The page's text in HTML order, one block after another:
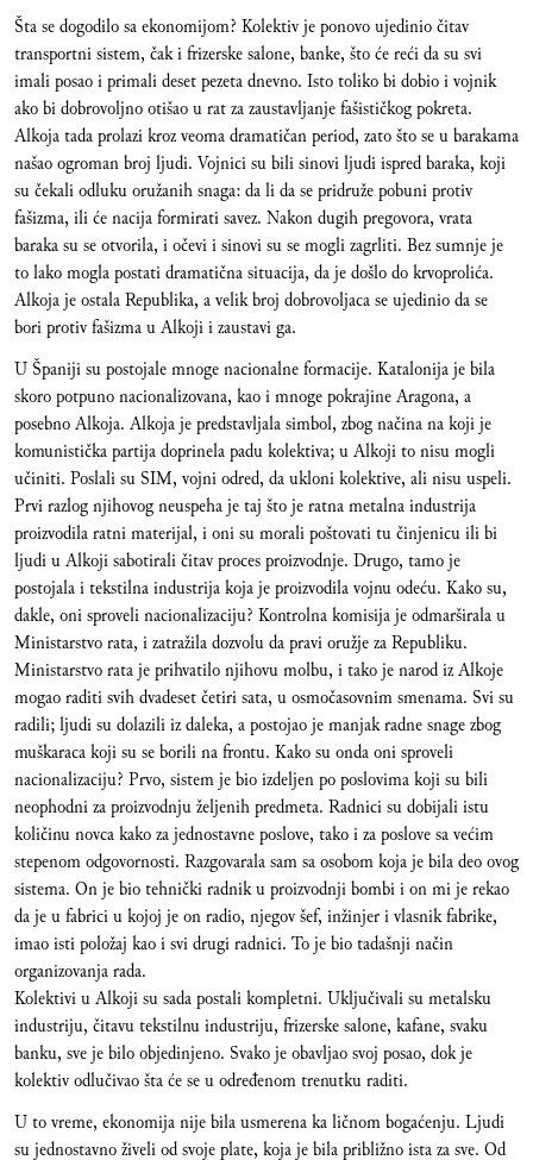
Šta se dogodilo sa ekonomijom? Kolektiv je ponovo ujedinio čitav
transportni sistem, čak i frizerske salone, banke, što će reći da su svi
imali posao i primali deset pezeta dnevno. Isto toliko bi dobio i vojnik
ako bi dobrovoljno otišao u rat za zaustavljanje fašističkog pokreta.
Alkoja tada prolazi kroz veoma dramatičan period, zato što se u barakama
našao ogroman broj ljudi. Vojnici su bili sinovi ljudi ispred baraka, koji
su čekali odluku oružanih snaga: da li da se pridruže pobuni protiv
fašizma, ili će nacija formirati savez. Nakon dugih pregovora, vrata
baraka su se otvorila, i očevi i sinovi su se mogli zagrliti. Bez sumnje je
to lako mogla postati dramatična situacija, da je došlo do krvoprolića.
Alkoja je ostala Republika, a velik broj dobrovoljaca se ujedinio da se
bori protiv fašizma u Alkoji i zaustavi ga.
U Španiji su postojale mnoge nacionalne formacije. Katalonija je bila
skoro potpuno nacionalizovana, kao i mnoge pokrajine Aragona, a
posebno Alkoja. Alkoja je predstavljala simbol, zbog načina na koji je
komunistička partija doprinela padu kolektiva; u Alkoji to nisu mogli
učiniti. Poslali su SIM, vojni odred, da ukloni kolektive, ali nisu uspeli.
Prvi razlog njihovog neuspeha je taj što je ratna metalna industrija
proizvodila ratni materijal, i oni su morali poštovati tu činjenicu ili bi
ljudi u Alkoji sabotirali čitav proces proizvodnje. Drugo, tamo je
postojala i tekstilna industrija koja je proizvodila vojnu odeću. Kako su,
dakle, oni sproveli nacionalizaciju? Kontrolna komisija je odmarširala u
Ministarstvo rata, i zatražila dozvolu da pravi oružje za Republiku.
Ministarstvo rata je prihvatilo njihovu molbu, i tako je narod iz Alkoje
mogao raditi svih dvadeset četiri sata, u osmočasovnim smenama. Svi su
radili; ljudi su dolazili iz daleka, a postojao je manjak radne snage zbog
muškaraca koji su se borili na frontu. Kako su onda oni sproveli
nacionalizaciju? Prvo, sistem je bio izdeljen po poslovima koji su bili
neophodni za proizvodnju željenih predmeta. Radnici su dobijali istu
količinu novca kako za jednostavne poslove, tako i za poslove sa većim
stepenom odgovornosti. Razgovarala sam sa osobom koja je bila deo ovog
sistema. On je bio tehnički radnik u proizvodnji bombi i on mi je rekao
da je u fabrici u kojoj je on radio, njegov šef, inžinjer i vlasnik fabrike,
imao isti položaj kao i svi drugi radnici. To je bio tadašnji način
organizovanja rada.
Kolektivi u Alkoji su sada postali kompletni. Uključivali su metalsku
industriju, čitavu tekstilnu industriju, frizerske salone, kafane, svaku
banku, sve je bilo objedinjeno. Svako je obavljao svoj posao, dok je
kolektiv odlučivao šta će se u određenom trenutku raditi.
U to vreme, ekonomija nije bila usmerena ka ličnom bogaćenju. Ljudi
su jednostavno živeli od svoje plate, koja je bila približno ista za sve. Od